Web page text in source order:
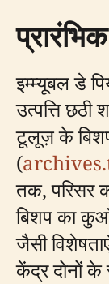
इम्म्यूबल डे
उत्पत्ति छठी
टूलूज़ के
(
तक, परिसर
बिशप का
जैसी
केंद्र दोनों के